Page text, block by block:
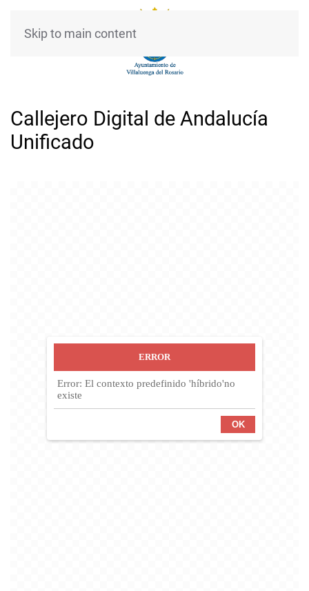
Skip to main content
Callejero Digital de Andalucía
Unificado